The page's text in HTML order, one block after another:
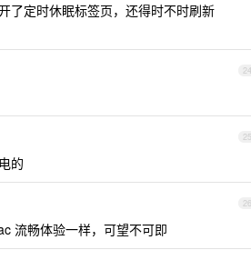
了定时休眠标签页，还得时不时刷新
24
25
的
26
流畅体验一样，可望不可即